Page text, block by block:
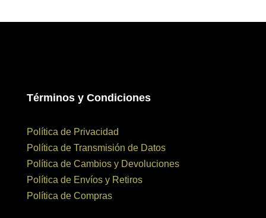
Términos y Condiciones
Política de Privacidad
Política de Transmisión de Datos
Política de Cambios y Devoluciones
Política de Envíos y Retiros
Política de Compras